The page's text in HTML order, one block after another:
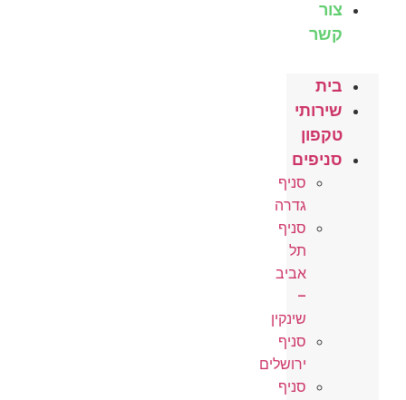
צור
קשר
בית
שירותי
טקפון
סניפים
סניף
גדרה
סניף
תל
אביב
–
שינקין
סניף
ירושלים
סניף